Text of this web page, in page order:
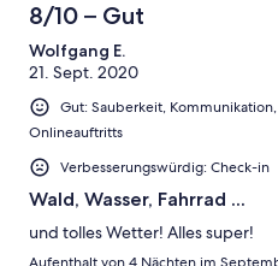
8/10 – Gut
Wolfgang E.
21. Sept. 2020
Gut: Sauberkeit,
Onlineauftritts
Verbesserungswürdig: Check-in
Wald, Wasser, Fahrrad ...
und tolles Wetter! Alles super!